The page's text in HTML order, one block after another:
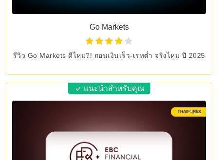
Go Markets
รีวิว Go Markets ดีไหม?! ถอนเงินเร็ว-เรทต่ำ จริงไหม ปี 2025
แนะนำสำหรับคุณ